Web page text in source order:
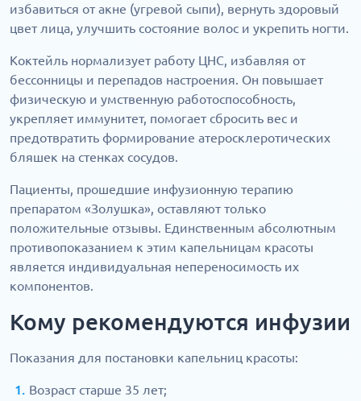
избавиться от акне (угревой сыпи), вернуть здоровый
цвет лица, улучшить состояние волос и укрепить ногти.
Коктейль нормализует работу ЦНС, избавляя от
бессонницы и перепадов настроения. Он повышает
физическую и умственную работоспособность,
укрепляет иммунитет, помогает сбросить вес и
предотвратить формирование атеросклеротических
бляшек на стенках сосудов.
Пациенты, прошедшие инфузионную терапию
препаратом «Золушка», оставляют только
положительные отзывы. Единственным абсолютным
противопоказанием к этим капельницам красоты
является индивидуальная непереносимость их
компонентов.
Кому рекомендуются инфузии
Показания для постановки капельниц красоты:
Возраст старше 35 лет;